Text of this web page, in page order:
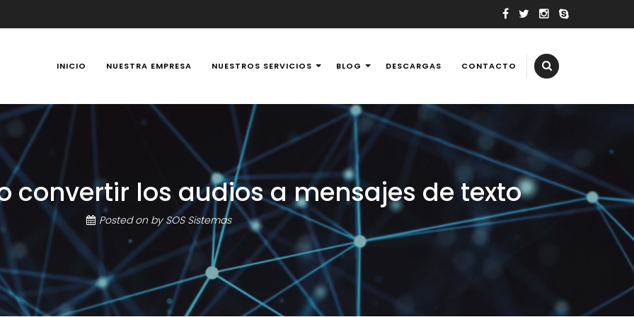
y Portátiles 24 horas en Manizales, Caldas, Colombia, reparación televisores, tv, reballing laptops y consolas de videojuegos,
INICIO NUESTRA EMPRESA NUESTROS SERVICIOS BLOG DESCARGAS CONTACTO
convertir los audios a mensajes de texto
Posted on bySOS Sistemas